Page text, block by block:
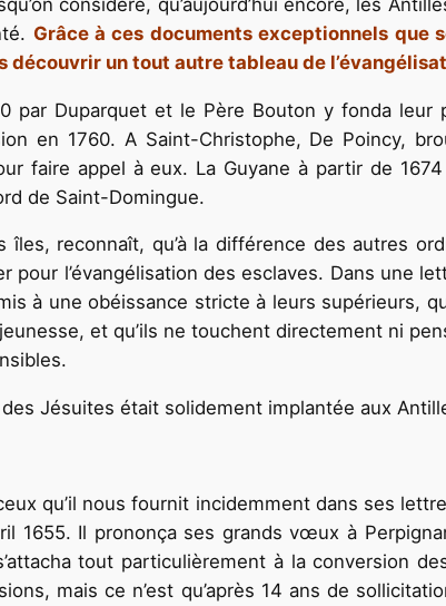
Grâce à ces documents exceptionnels que
découvrir un tout autre tableau de
par Duparquet et le Père Bouton y fonda leur
en 1760. A Saint-Christophe, De Poincy,
faire appel à eux. La Guyane à partir de
de Saint-Domingue.
reconnaît, qu’à la différence des autres
l’évangélisation des esclaves. Dans une
à une obéissance stricte à leurs supérieurs,
et qu’ils ne touchent directement ni
Jésuites était solidement implantée aux
qu’il nous fournit incidemment dans ses
1655. Il prononça ses grands vœux à
tout particulièrement à la conversion
mais ce n’est qu’après 14 ans de